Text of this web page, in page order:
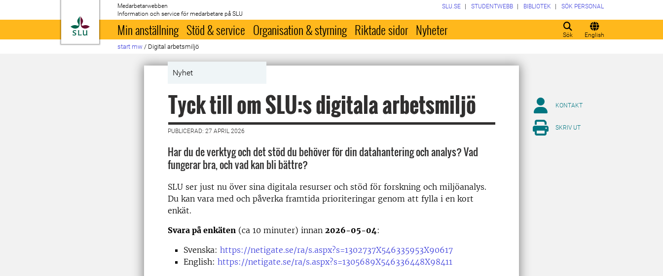
Till startsida
Medarbetarwebben
Information och service för medarbetare på SLU
Sök English
SLU.SE STUDENTWEBB BIBLIOTEK SÖK PERSONAL
Min anställning Stöd & service Organisation & styrning Riktade sidor Nyheter
start mw / Digital arbetsmiljö
Nyhet
Tyck till om SLU:s digitala arbetsmiljö
PUBLICERAD: 27 APRIL 2026
Har du de verktyg och det stöd du behöver för din datahantering och analys? Vad
fungerar bra, och vad kan bli bättre?
SLU ser just nu över sina digitala resurser och stöd för forskning och miljöanalys.
Du kan vara med och påverka framtida prioriteringar genom att fylla i en kort
enkät.
Svara på enkäten (ca 10 minuter) innan 2026-05-04:
Svenska: https://netigate.se/ra/s.aspx?s=1302737X546335953X90617
English: https://netigate.se/ra/s.aspx?s=1305689X546336448X98411
KONTAKT
SKRIV UT